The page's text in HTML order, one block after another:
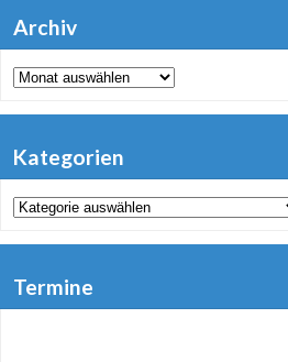
Archiv
Archiv
Kategorien
Kategorien
Termine